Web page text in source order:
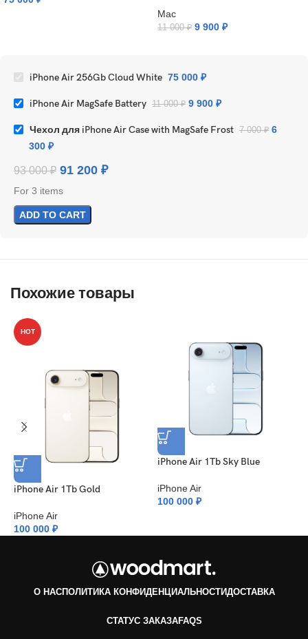
Mac
11 000₽ 9 900 ₽
iPhone Air 256Gb Cloud White 75 000 ₽
iPhone Air MagSafe Battery 11 000₽ 9 900 ₽
Чехол для iPhone Air Case with MagSafe Frost 7 000₽ 6
300 ₽
93 000₽ 91 200 ₽
For 3 items
ADD TO CART
Похожие товары
HOT
iPhone Air 1Tb Gold
iPhone Air
100 000 ₽
iPhone Air 1Tb Sky Blue
iPhone Air
100 000 ₽
О НАСПОЛИТИКА КОНФИДЕНЦИАЛЬНОСТИДОСТАВКА
СТАТУС ЗАКАЗАFAQS